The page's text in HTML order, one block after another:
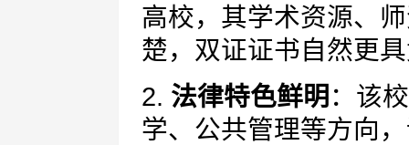
高校，其学术资源、
楚，双证证书自然更
2. 法律特色鲜明 ：该
学、公共管理等方向